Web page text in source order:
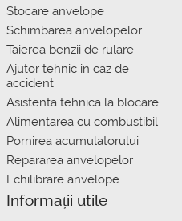
Stocare anvelope
Schimbarea anvelopelor
Taierea benzii de rulare
Ajutor tehnic in caz de
accident
Asistenta tehnica la blocare
Alimentarea cu combustibil
Pornirea acumulatorului
Repararea anvelopelor
Echilibrare anvelope
Informații utile